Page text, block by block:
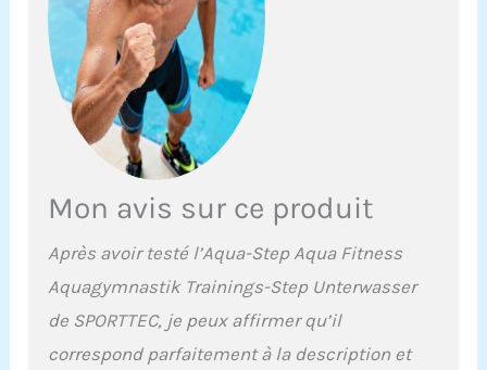
rééducation
Mon avis sur ce produit
Après avoir testé l’Aqua-Step Aqua Fitness
Aquagymnastik Trainings-Step Unterwasser
de SPORTTEC, je peux affirmer qu’il
correspond parfaitement à la description et